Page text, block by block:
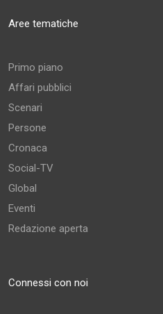
Aree tematiche
Primo piano
Affari pubblici
Scenari
Persone
Cronaca
Social-TV
Global
Eventi
Redazione aperta
Connessi con noi